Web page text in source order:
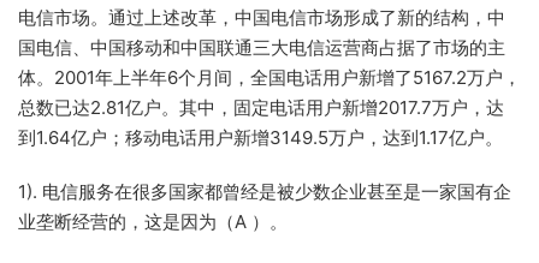
电信市场。通过上述改革，中国电信市场形成了新的结构，中
国电信、中国移动和中国联通三大电信运营商占据了市场的主
体。2001年上半年6个月间，全国电话用户新增了5167.2万户，
总数已达2.81亿户。其中，固定电话用户新增2017.7万户，达
到1.64亿户；移动电话用户新增3149.5万户，达到1.17亿户。
1). 电信服务在很多国家都曾经是被少数企业甚至是一家国有企
业垄断经营的，这是因为（A ）。